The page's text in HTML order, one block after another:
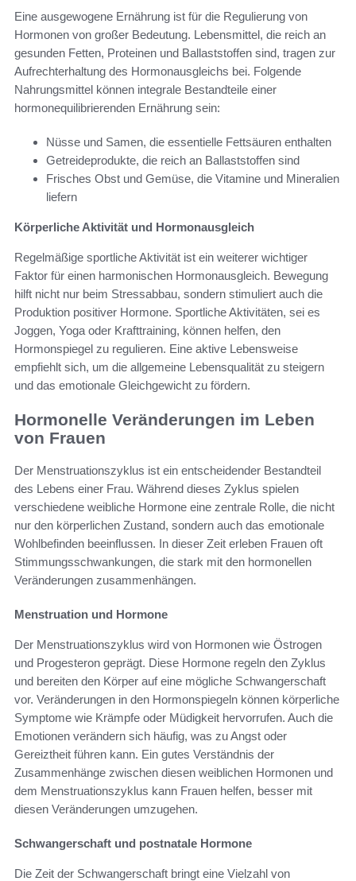
Eine ausgewogene Ernährung ist für die Regulierung von
Hormonen von großer Bedeutung. Lebensmittel, die reich an
gesunden Fetten, Proteinen und Ballaststoffen sind, tragen zur
Aufrechterhaltung des Hormonausgleichs bei. Folgende
Nahrungsmittel können integrale Bestandteile einer
hormonequilibrierenden Ernährung sein:
Nüsse und Samen, die essentielle Fettsäuren enthalten
Getreideprodukte, die reich an Ballaststoffen sind
Frisches Obst und Gemüse, die Vitamine und Mineralien
liefern
Körperliche Aktivität und Hormonausgleich
Regelmäßige sportliche Aktivität ist ein weiterer wichtiger
Faktor für einen harmonischen Hormonausgleich. Bewegung
hilft nicht nur beim Stressabbau, sondern stimuliert auch die
Produktion positiver Hormone. Sportliche Aktivitäten, sei es
Joggen, Yoga oder Krafttraining, können helfen, den
Hormonspiegel zu regulieren. Eine aktive Lebensweise
empfiehlt sich, um die allgemeine Lebensqualität zu steigern
und das emotionale Gleichgewicht zu fördern.
Hormonelle Veränderungen im Leben
von Frauen
Der Menstruationszyklus ist ein entscheidender Bestandteil
des Lebens einer Frau. Während dieses Zyklus spielen
verschiedene weibliche Hormone eine zentrale Rolle, die nicht
nur den körperlichen Zustand, sondern auch das emotionale
Wohlbefinden beeinflussen. In dieser Zeit erleben Frauen oft
Stimmungsschwankungen, die stark mit den hormonellen
Veränderungen zusammenhängen.
Menstruation und Hormone
Der Menstruationszyklus wird von Hormonen wie Östrogen
und Progesteron geprägt. Diese Hormone regeln den Zyklus
und bereiten den Körper auf eine mögliche Schwangerschaft
vor. Veränderungen in den Hormonspiegeln können körperliche
Symptome wie Krämpfe oder Müdigkeit hervorrufen. Auch die
Emotionen verändern sich häufig, was zu Angst oder
Gereiztheit führen kann. Ein gutes Verständnis der
Zusammenhänge zwischen diesen weiblichen Hormonen und
dem Menstruationszyklus kann Frauen helfen, besser mit
diesen Veränderungen umzugehen.
Schwangerschaft und postnatale Hormone
Die Zeit der Schwangerschaft bringt eine Vielzahl von